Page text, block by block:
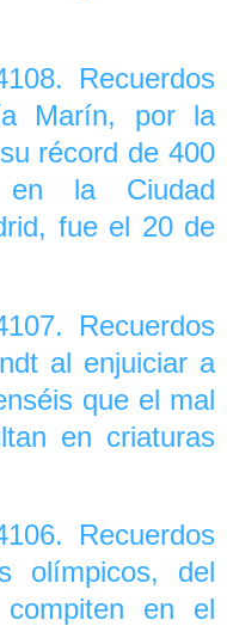
Recuerdos
Marín, por la
récord de 400
la Ciudad
fue el 20 de
Recuerdos
al enjuiciar a
que el mal
en criaturas
Recuerdos
olímpicos, del
en el